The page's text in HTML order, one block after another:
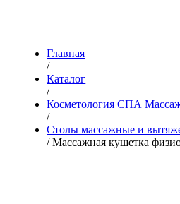
Главная
/
Каталог
/
Косметология СПА
/
Столы массажные и
/ Массажная кушетка